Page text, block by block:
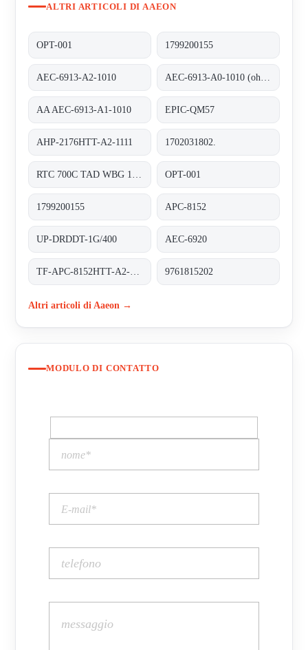
ALTRI ARTICOLI DI AAEON
OPT-001 1799200155
AEC-6913-A2-1010
AA AEC-6913-A1-1010 EPIC-QM57
AHP-2176HTT-A2-1111 1702031802.
OPT-001
1799200155 APC-8152
UP-DRDDT-1G/400 AEC-6920
9761815202
Altri articoli di Aaeon →
MODULO DI CONTATTO